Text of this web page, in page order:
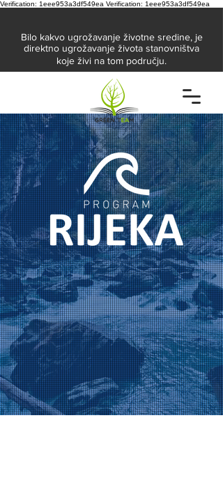
Verification: 1eee953a3df549ea Verification: 1eee953a3df549ea
Bilo kakvo ugrožavanje životne sredine, je
direktno ugrožavanje života stanovništva
koje živi na tom području.